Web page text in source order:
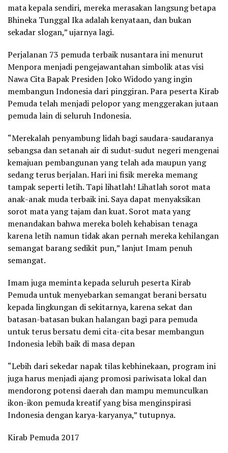
mata kepala sendiri, mereka merasakan langsung betapa
Bhineka Tunggal Ika adalah kenyataan, dan bukan
sekadar slogan,” ujarnya lagi.
Perjalanan 73 pemuda terbaik nusantara ini menurut
Menpora menjadi pengejawantahan simbolik atas visi
Nawa Cita Bapak Presiden Joko Widodo yang ingin
membangun Indonesia dari pinggiran. Para peserta Kirab
Pemuda telah menjadi pelopor yang menggerakan jutaan
pemuda lain di seluruh Indonesia.
“Merekalah penyambung lidah bagi saudara-saudaranya
sebangsa dan setanah air di sudut-sudut negeri mengenai
kemajuan pembangunan yang telah ada maupun yang
sedang terus berjalan. Hari ini fisik mereka memang
tampak seperti letih. Tapi lihatlah! Lihatlah sorot mata
anak-anak muda terbaik ini. Saya dapat menyaksikan
sorot mata yang tajam dan kuat. Sorot mata yang
menandakan bahwa mereka boleh kehabisan tenaga
karena letih namun tidak akan pernah mereka kehilangan
semangat barang sedikit pun,” lanjut Imam penuh
semangat.
Imam juga meminta kepada seluruh peserta Kirab
Pemuda untuk menyebarkan semangat berani bersatu
kepada lingkungan di sekitarnya, karena sekat dan
batasan-batasan bukan halangan bagi para pemuda
untuk terus bersatu demi cita-cita besar membangun
Indonesia lebih baik di masa depan
“Lebih dari sekedar napak tilas kebhinekaan, program ini
juga harus menjadi ajang promosi pariwisata lokal dan
mendorong potensi daerah dan mampu memunculkan
ikon-ikon pemuda kreatif yang bisa menginspirasi
Indonesia dengan karya-karyanya,” tutupnya.
Kirab Pemuda 2017